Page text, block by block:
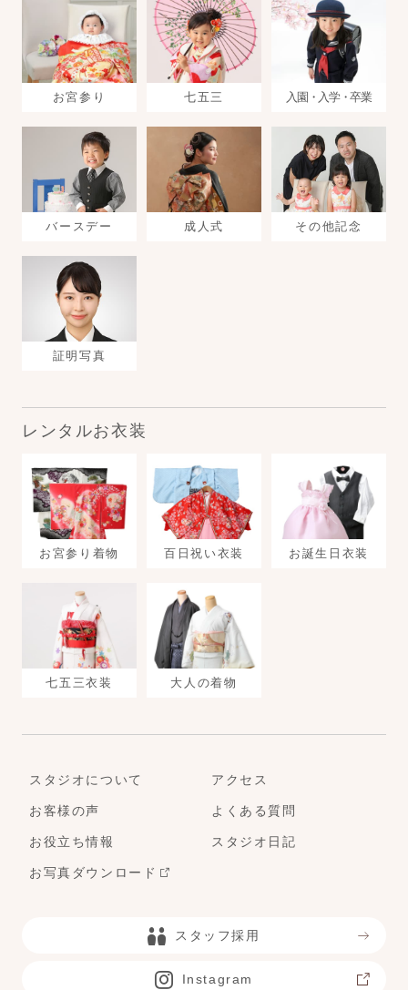
お宮参り 七五三 入園・入学・卒業
バースデー 成人式 その他記念
証明写真
レンタルお衣装
お宮参り着物 百日祝い衣装 お誕生日衣装
七五三衣装 大人の着物
スタジオについて アクセス
お客様の声 よくある質問
お役立ち情報 スタジオ日記
お写真ダウンロード
スタッフ採用
Instagram